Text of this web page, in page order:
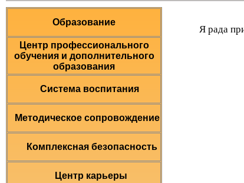
Образование
Центр профессионального
обучения и дополнительного
образования
Система воспитания
Методическое сопровождение
Комплексная безопасность
Центр карьеры
Я рада